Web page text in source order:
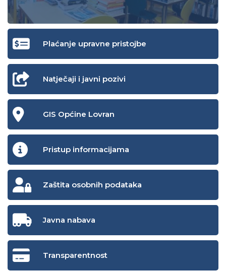
Plaćanje upravne pristojbe
Natječaji i javni pozivi
GIS Općine Lovran
Pristup informacijama
Zaštita osobnih podataka
Javna nabava
Transparentnost